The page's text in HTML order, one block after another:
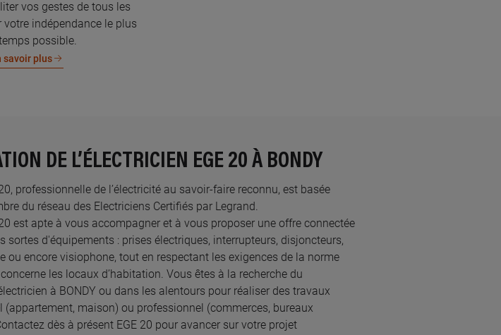
vos gestes de tous les
votre indépendance le plus
possible.
savoir plus
DE L’ÉLECTRICIEN EGE 20 À BONDY
20, professionnelle de l’électricité au savoir-faire reconnu, est basée
du réseau des Electriciens Certifiés par Legrand.​
20 est apte à vous accompagner et à vous proposer une offre connectée
sortes d'équipements : prises électriques, interrupteurs, disjoncteurs,
ou encore visiophone, tout en respectant les exigences de la norme
les locaux d’habitation. Vous êtes à la recherche du
à BONDY ou dans les alentours pour réaliser des travaux
(appartement, maison) ou professionnel (commerces, bureaux
dès à présent EGE 20 pour avancer sur votre projet